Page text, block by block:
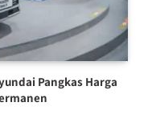
Pangkas Harga